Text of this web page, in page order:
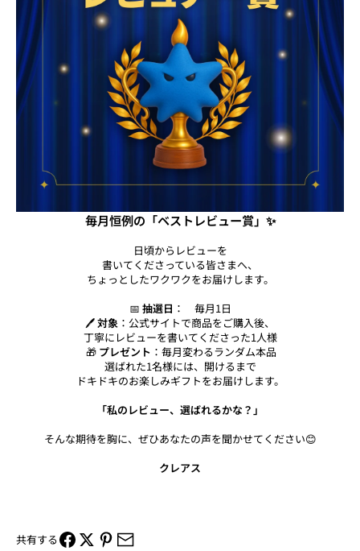
毎月恒例の「ベストレビュー賞」✨
日頃からレビューを
書いてくださっている皆さまへ、
ちょっとしたワクワクをお届けします。
📅 抽選日 ： 毎月1日
🖊対象 ：公式サイトで商品をご購入後、
丁寧にレビューを書いてくださった1人様
🎁 プレゼント ：毎月変わるランダム本品
選ばれた1名様には、開けるまで
ドキドキのお楽しみギフトをお届けします。
「私のレビュー、選ばれるかな？」
そんな期待を胸に、ぜひあなたの声を聞かせてください😊
クレアス
共有する